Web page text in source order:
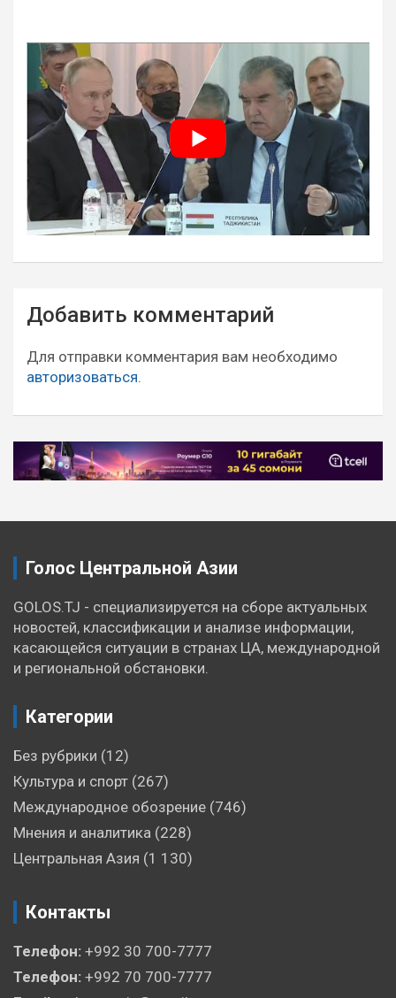
Навигация
по
записям
Добавить комментарий
Для отправки комментария вам необходимо
авторизоваться.
Голос Центральной Азии
GOLOS.TJ - специализируется на сборе актуальных
новостей, классификации и анализе информации,
касающейся ситуации в странах ЦА, международной
и региональной обстановки.
Категории
Без рубрики (12)
Культура и спорт (267)
Международное обозрение (746)
Мнения и аналитика (228)
Центральная Азия (1 130)
Контакты
Телефон: +992 30 700-7777
Телефон: +992 70 700-7777